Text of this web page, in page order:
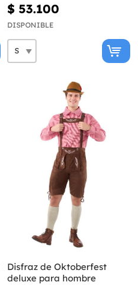
$ 53.100
DISPONIBLE
Disfraz de Oktoberfest
deluxe para hombre